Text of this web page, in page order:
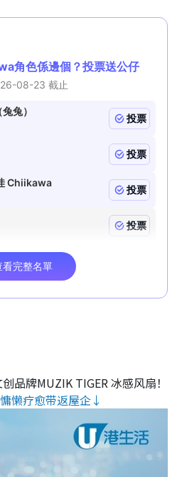
品牌MUZIK TIGER 冰感风扇！
懒疗愈带返屋企↓